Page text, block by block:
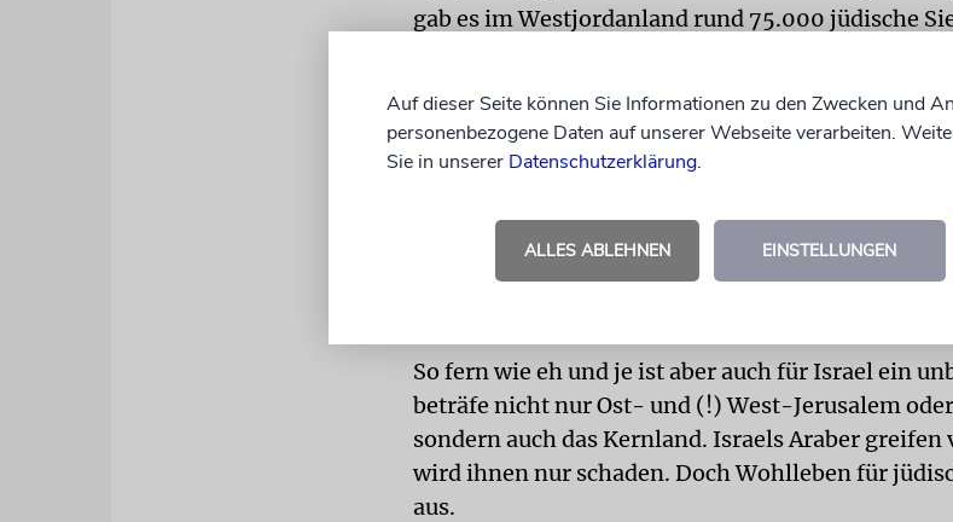
gab es im Westjordanland rund 75.000 jüdische
oderoderoder Intifada wird sie für die
Die Hamas hat seit Israels Rückzug 2005
Israel in zwei Kriege zu locken – und verloren.
Wieder fliegen Raketen aus Gaza nach Israel, und
So fern wie eh und je ist aber auch für Israel ein
beträfe nicht nur Ost- und (!) West-Jerusalem
sondern auch das Kernland. Israels Araber greifen
wird ihnen nur schaden. Doch Wohlleben für
aus.
Auf dieser Seite können Sie Informationen zu den Zwecken und
personenbezogene Daten auf unserer Webseite verarbeiten.
Sie in unserer Datenschutzerklärung.
ALLES ABLEHNEN EINSTELLUNGEN